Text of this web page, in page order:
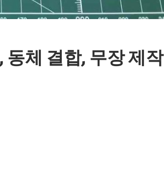
동체 결합, 무장 제작